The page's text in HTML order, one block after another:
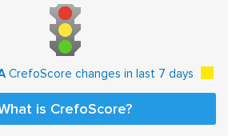
CrefoScore changes in last 7 days
is CrefoScore?